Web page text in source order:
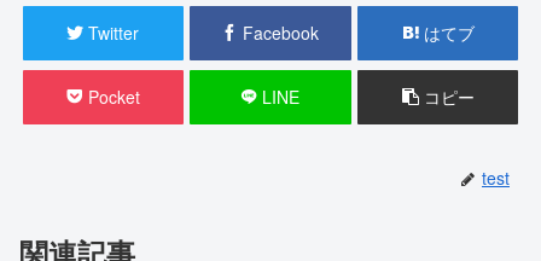
Twitter Facebook はてブ
Pocket LINE コピー
test